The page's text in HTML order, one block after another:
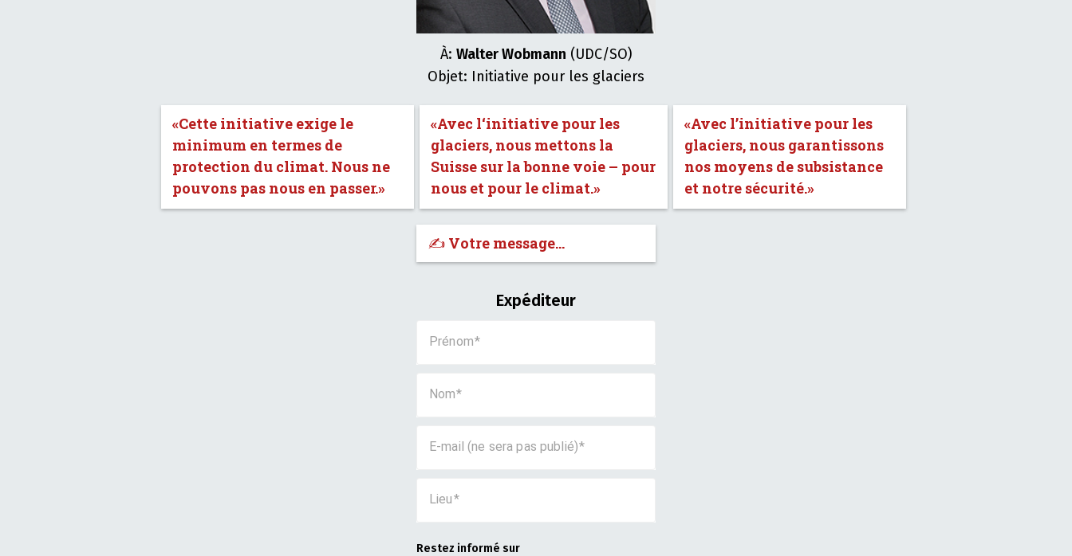
À: Walter Wobmann (UDC/SO)
Objet: Initiative pour les glaciers
«Cette initiative exige le
minimum en termes de
protection du climat. Nous ne
pouvons pas nous en passer.»
«Avec l‘initiative pour les
glaciers, nous mettons la
Suisse sur la bonne voie – pour
nous et pour le climat.»
«Avec l’initiative pour les
glaciers, nous garantissons
nos moyens de subsistance
et notre sécurité.»
✍️ Votre message…
Expéditeur
Prénom
Nom
E-mail (ne sera pas publié)
Lieu
Restez informé sur